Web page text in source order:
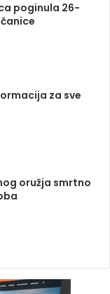
poginula 26-
za sve
oružja smrtno